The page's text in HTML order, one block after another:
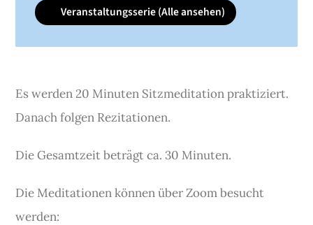
Veranstaltungsserie(Alle ansehen)
Es werden 20 Minuten Sitzmeditation praktiziert.
Danach folgen Rezitationen.
Die Gesamtzeit beträgt ca. 30 Minuten.
Die Meditationen können über Zoom besucht
werden: